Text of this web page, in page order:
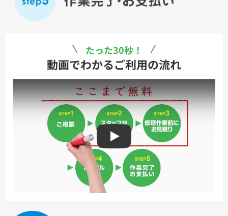
たった30秒！
動画でわかるご利用の流れ
Play